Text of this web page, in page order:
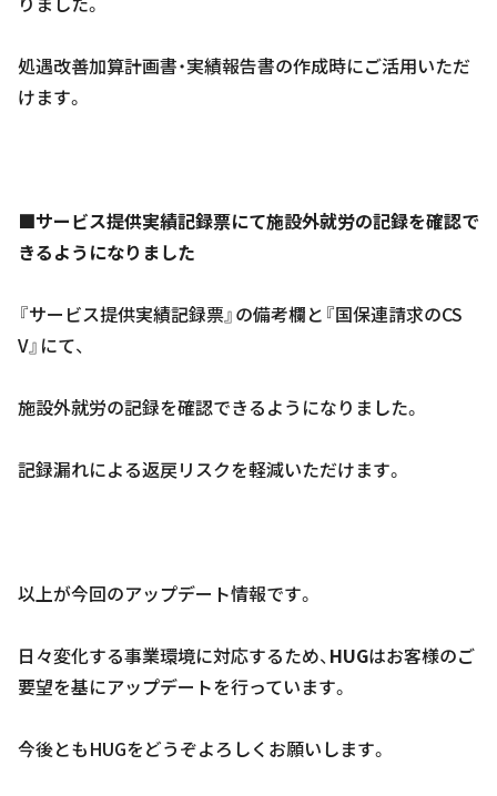
処遇改善加算計画書・実績報告書の作成時にご活用いただ
けます。
■サービス提供実績記録票にて施設外就労の記録を確認で
きるようになりました
『サービス提供実績記録票』の備考欄と『国保連請求のCS
V』にて、
施設外就労の記録を確認できるようになりました。
記録漏れによる返戻リスクを軽減いただけます。
以上が今回のアップデート情報です。
日々変化する事業環境に対応するため、HUGはお客様のご
要望を基にアップデートを行っています。
今後ともHUGをどうぞよろしくお願いします。